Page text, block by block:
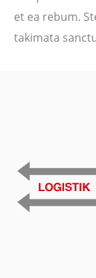
et ea rebum.
takimata